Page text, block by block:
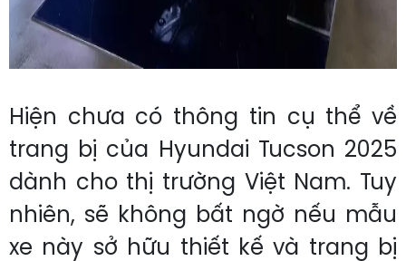
Hiện chưa có thông tin cụ thể về
trang bị của Hyundai Tucson 2025
dành cho thị trường Việt Nam. Tuy
nhiên, sẽ không bất ngờ nếu mẫu
xe này sở hữu thiết kế và trang bị